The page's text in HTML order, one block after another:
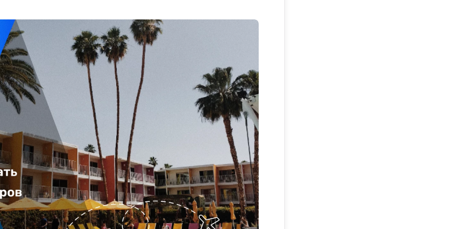
успеха.
роль в создании положительного впечатления у гостей.
в себя не только знание и использование современных
каждого сотрудника. Благодаря этим аспектам, каждый гость
чистотой во время своего пребывания.
#туриз #клинингномеров
избежать двойного бронирования.
создайте удобные платформы для прямого бронирования
безопасный процесс оплаты.
ассистентов: внедрите технологии для ответов на запросы гостей,
в реальном времени.
киоски самообслуживания и приложения для
на рецепцию и ускорить процесс обслуживания.
применяйте системы управления доходами (RMS) для
от спроса и других факторов.
системы для сбора данных о предпочтениях гостей, что
услуги и улучшить обслуживание.
собирайте отзывы гостей после их отъезда для улучшения уровня
сотрудников для эффективного использования новых технологий
техническое обслуживание и обновление систем обеспечат